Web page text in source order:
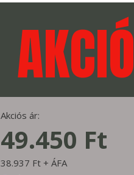
AKCIÓ
Akciós ár:
49.450 Ft
38.937 Ft + ÁFA